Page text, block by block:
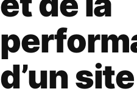
d’un